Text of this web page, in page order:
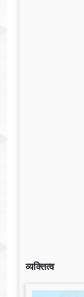
व्यक्तित्व